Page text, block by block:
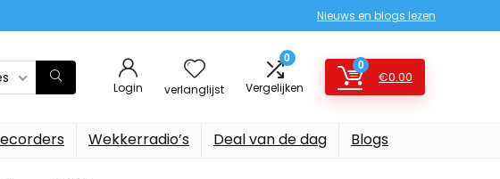
Nieuws en blogs lezen
Login verlanglijst
0
Vergelijken
0
€0.00
Wekkerradio’s Deal van de dag Blogs